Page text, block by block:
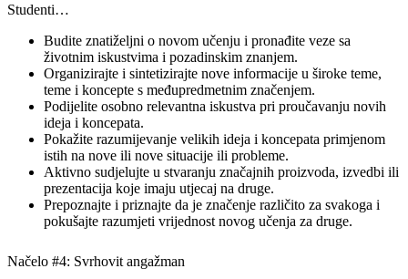
Studenti…
Budite znatiželjni o novom učenju i pronađite veze sa
životnim iskustvima i pozadinskim znanjem.
Organizirajte i sintetizirajte nove informacije u široke teme,
teme i koncepte s međupredmetnim značenjem.
Podijelite osobno relevantna iskustva pri proučavanju novih
ideja i koncepata.
Pokažite razumijevanje velikih ideja i koncepata primjenom
istih na nove ili nove situacije ili probleme.
Aktivno sudjelujte u stvaranju značajnih proizvoda, izvedbi ili
prezentacija koje imaju utjecaj na druge.
Prepoznajte i priznajte da je značenje različito za svakoga i
pokušajte razumjeti vrijednost novog učenja za druge.
Načelo #4: Svrhovit angažman